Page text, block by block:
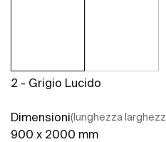
2 - Grigio Lucido
Dimensioni(lunghezza
900 x 2000 mm